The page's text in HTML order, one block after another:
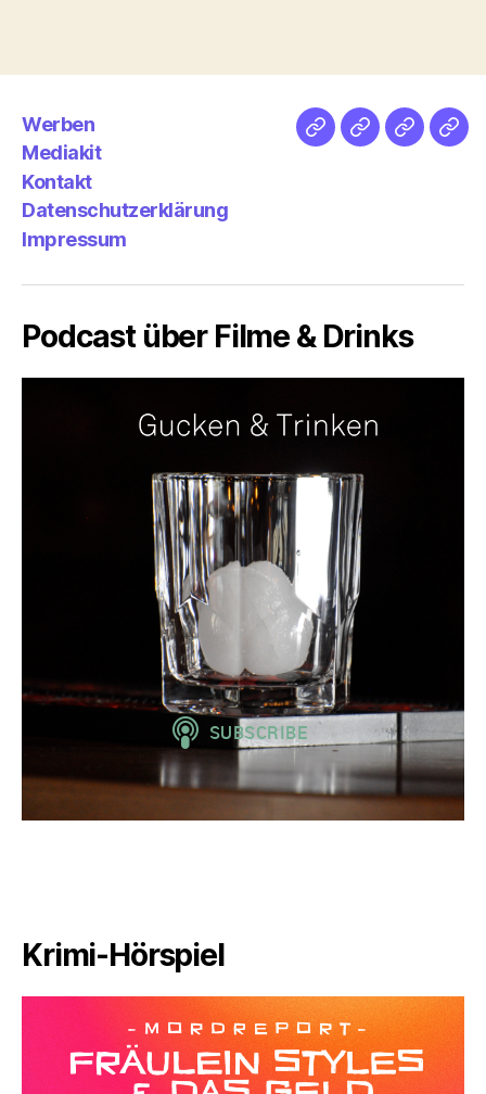
Werben
Mediakit
Kontakt
Datenschutzerklärung
Impressum
NetzMedien
Podcast über Filme & Drinks
Krimi-Hörspiel